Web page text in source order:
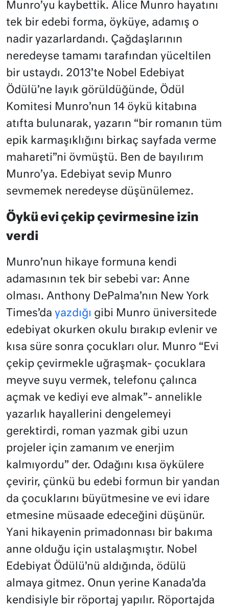
Munro’yu kaybettik. Alice Munro hayatını
tek bir edebi forma, öyküye, adamış o
nadir yazarlardandı. Çağdaşlarının
neredeyse tamamı tarafından yüceltilen
bir ustaydı. 2013’te Nobel Edebiyat
Ödülü’ne layık görüldüğünde, Ödül
Komitesi Munro’nun 14 öykü kitabına
atıfta bulunarak, yazarın “bir romanın tüm
epik karmaşıklığını birkaç sayfada verme
mahareti”ni övmüştü. Ben de bayılırım
Munro’ya. Edebiyat sevip Munro
sevmemek neredeyse düşünülemez.
Öykü evi çekip çevirmesine izin
verdi
Munro’nun hikaye formuna kendi
adamasının tek bir sebebi var: Anne
olması. Anthony DePalma’nın New York
Times’da yazdığı gibi Munro üniversitede
edebiyat okurken okulu bırakıp evlenir ve
kısa süre sonra çocukları olur. Munro “Evi
çekip çevirmekle uğraşmak- çocuklara
meyve suyu vermek, telefonu çalınca
açmak ve kediyi eve almak”- annelikle
yazarlık hayallerini dengelemeyi
gerektirdi, roman yazmak gibi uzun
projeler için zamanım ve enerjim
kalmıyordu” der. Odağını kısa öykülere
çevirir, çünkü bu edebi formun bir yandan
da çocuklarını büyütmesine ve evi idare
etmesine müsaade edeceğini düşünür.
Yani hikayenin primadonnası bir bakıma
anne olduğu için ustalaşmıştır. Nobel
Edebiyat Ödülü’nü aldığında, ödülü
almaya gitmez. Onun yerine Kanada’da
kendisiyle bir röportaj yapılır. Röportajda